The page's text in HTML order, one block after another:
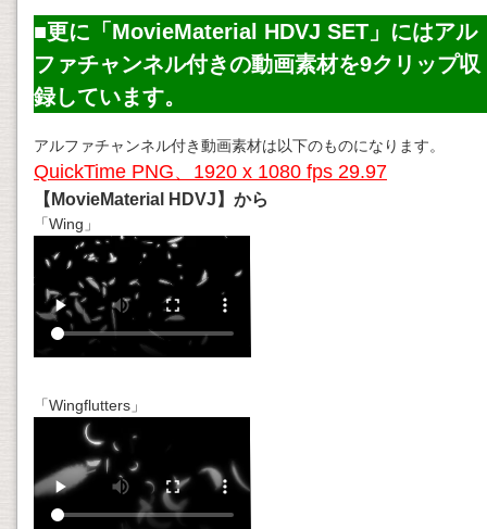
■更に「MovieMaterial HDVJ SET」にはアル
ファチャンネル付きの動画素材を9クリップ収
録しています。
アルファチャンネル付き動画素材は以下のものになります。
QuickTime PNG、1920 x 1080 fps 29.97
【MovieMaterial HDVJ】から
「Wing」
「Wingflutters」